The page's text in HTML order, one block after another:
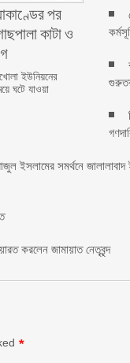
পর
কাটা ও
ইউনিয়নের
ঘটে যাওয়া
ইসলামের সমর্থনে
করলেন জামায়াত নেতৃবৃন্দ
*